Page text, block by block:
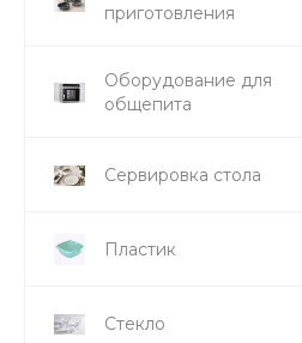
приготовления
Оборудование для
общепита
Сервировка стола
Пластик
Стекло